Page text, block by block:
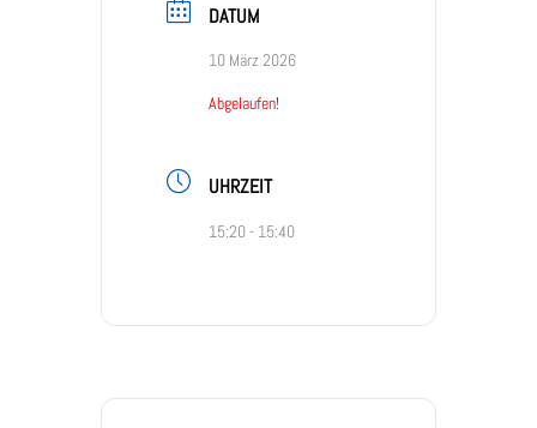
DATUM
10 März 2026
Abgelaufen!
UHRZEIT
15:20 - 15:40